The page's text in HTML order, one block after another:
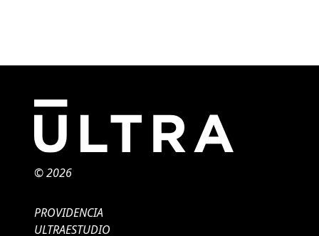
© 2026
PROVIDENCIA
ULTRAESTUDIO